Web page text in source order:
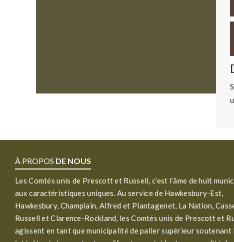
À PROPOS DE NOUS
Les Comtés unis de Prescott et Russell, c’est l’âme de huit
aux caractéristiques uniques. Au service de Hawkesbury-Est,
Hawkesbury, Champlain, Alfred et Plantagenet, La Nation,
Russell et Clarence-Rockland, les Comtés unis de Prescott et
agissent en tant que municipalité de palier supérieur soutenant